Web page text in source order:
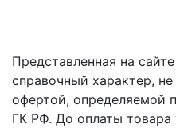
Представленная на
справочный характер,
офертой, определяемой
ГК РФ. До оплаты товара